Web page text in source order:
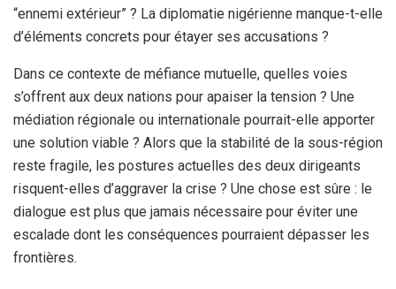
“ennemi extérieur” ? La diplomatie nigérienne manque-t-elle
d’éléments concrets pour étayer ses accusations ?
Dans ce contexte de méfiance mutuelle, quelles voies
s’offrent aux deux nations pour apaiser la tension ? Une
médiation régionale ou internationale pourrait-elle apporter
une solution viable ? Alors que la stabilité de la sous-région
reste fragile, les postures actuelles des deux dirigeants
risquent-elles d’aggraver la crise ? Une chose est sûre : le
dialogue est plus que jamais nécessaire pour éviter une
escalade dont les conséquences pourraient dépasser les
frontières.